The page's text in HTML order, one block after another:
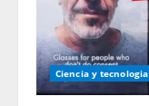
Ciencia y tecnologia